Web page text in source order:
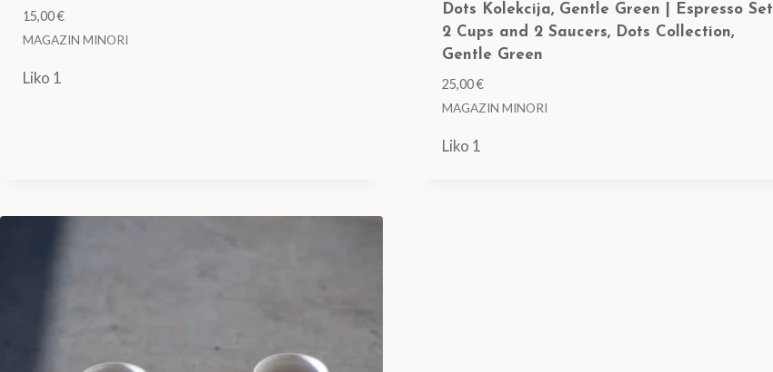
15,00€
MAGAZIN MINORI
Liko 1
Dots Kolekcija, Gentle Green | Espresso Set
2 Cups and 2 Saucers, Dots Collection,
Gentle Green
25,00€
MAGAZIN MINORI
Liko 1